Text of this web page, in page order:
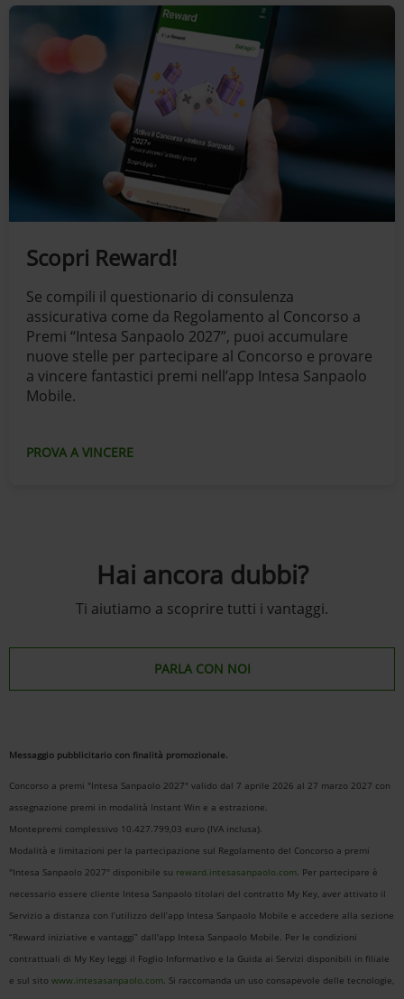
Scopri Reward!
Se compili il questionario di consulenza
assicurativa come da Regolamento al Concorso a
Premi “Intesa Sanpaolo 2027”, puoi accumulare
nuove stelle per partecipare al Concorso e provare
a vincere fantastici premi nell’app Intesa Sanpaolo
Mobile.
PROVA A VINCERE
Hai ancora dubbi?
Ti aiutiamo a scoprire tutti i vantaggi.
PARLA CON NOI
Messaggio pubblicitario con finalità promozionale.
Concorso a premi "Intesa Sanpaolo 2027" valido dal 7 aprile 2026 al 27 marzo 2027 con
assegnazione premi in modalità Instant Win e a estrazione.
Montepremi complessivo 10.427.799,03 euro (IVA inclusa).
Modalità e limitazioni per la partecipazione sul Regolamento del Concorso a premi
"Intesa Sanpaolo 2027" disponibile su reward.intesasanpaolo.com. Per partecipare è
necessario essere cliente Intesa Sanpaolo titolari del contratto My Key, aver attivato il
Servizio a distanza con l’utilizzo dell’app Intesa Sanpaolo Mobile e accedere alla sezione
“Reward iniziative e vantaggi” dall'app Intesa Sanpaolo Mobile. Per le condizioni
contrattuali di My Key leggi il Foglio Informativo e la Guida ai Servizi disponibili in filiale
e sul sito www.intesasanpaolo.com. Si raccomanda un uso consapevole delle tecnologie,